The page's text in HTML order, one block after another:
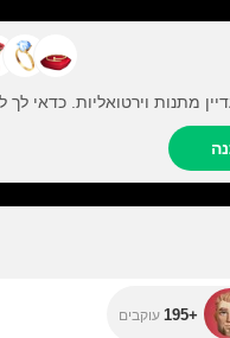
מתנות וירטואליות. כדאי
+195 עוקבים